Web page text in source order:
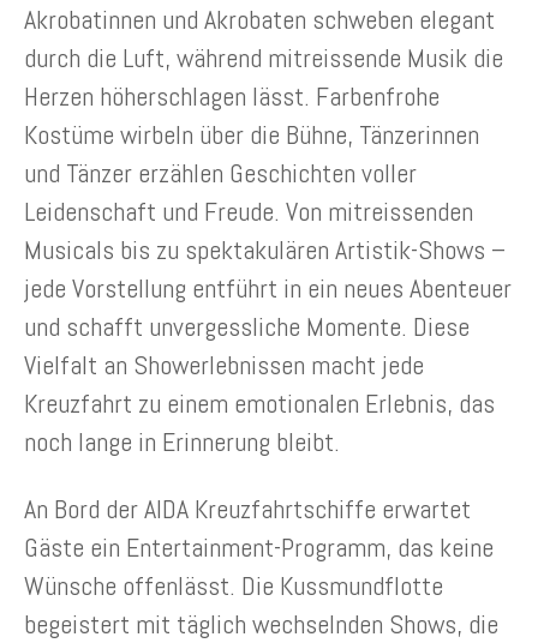
Akrobatinnen und Akrobaten schweben elegant
durch die Luft, während mitreissende Musik die
Herzen höherschlagen lässt. Farbenfrohe
Kostüme wirbeln über die Bühne, Tänzerinnen
und Tänzer erzählen Geschichten voller
Leidenschaft und Freude. Von mitreissenden
Musicals bis zu spektakulären Artistik-Shows –
jede Vorstellung entführt in ein neues Abenteuer
und schafft unvergessliche Momente. Diese
Vielfalt an Showerlebnissen macht jede
Kreuzfahrt zu einem emotionalen Erlebnis, das
noch lange in Erinnerung bleibt.
An Bord der AIDA Kreuzfahrtschiffe erwartet
Gäste ein Entertainment-Programm, das keine
Wünsche offenlässt. Die Kussmundflotte
begeistert mit täglich wechselnden Shows, die